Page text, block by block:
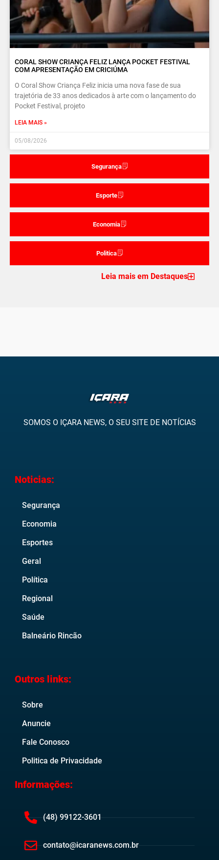
Segurança
Esporte
Economia
Politica
CORAL SHOW CRIANÇA FELIZ LANÇA POCKET FESTIVAL
COM APRESENTAÇÃO EM CRICIÚMA
O Coral Show Criança Feliz inicia uma nova fase de sua
trajetória de 33 anos dedicados à arte com o lançamento do
Pocket Festival, projeto
LEIA MAIS »
05/08/2026
Leia mais em Destaques
SOMOS O IÇARA NEWS, O SEU SITE DE NOTÍCIAS
Noticias:
Segurança
Economia
Esportes
Geral
Política
Regional
Saúde
Balneário Rincão
Outros links:
Sobre
Anuncie
Fale Conosco
Politica de Privacidade
Informações:
(48) 99122-3601
contato@icaranews.com.br